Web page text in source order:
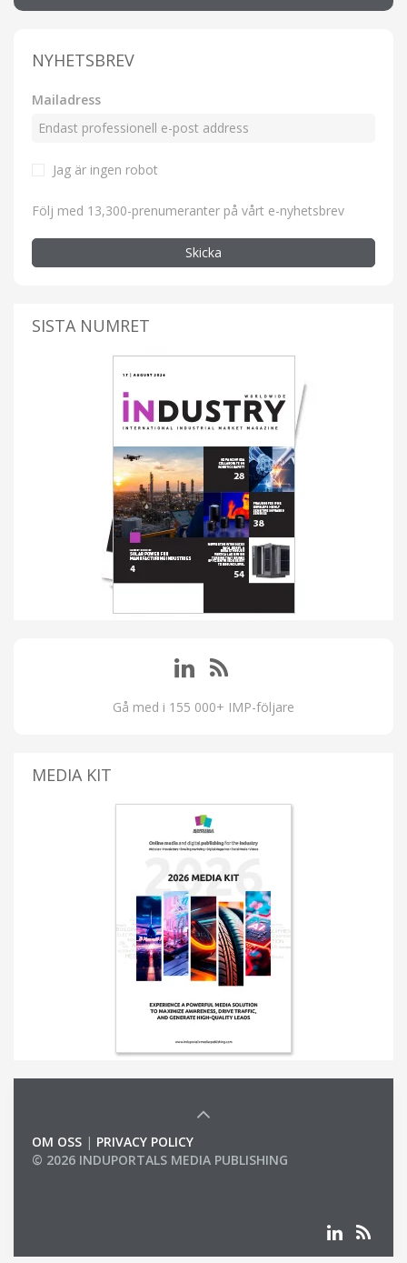
NYHETSBREV
Mailadress
Jag är ingen robot
Följ med 13,300-prenumeranter på vårt e-nyhetsbrev
Skicka
SISTA NUMRET
Gå med i 155 000+ IMP-följare
MEDIA KIT
OM OSS | PRIVACY POLICY
© 2026 INDUPORTALS MEDIA PUBLISHING